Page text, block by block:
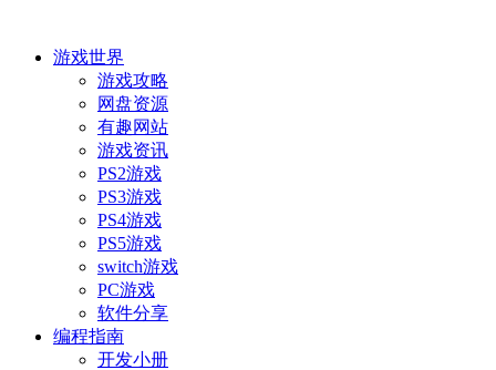
游戏世界
游戏攻略
网盘资源
有趣网站
游戏资讯
PS2游戏
PS3游戏
PS4游戏
PS5游戏
switch游戏
PC游戏
软件分享
编程指南
开发小册